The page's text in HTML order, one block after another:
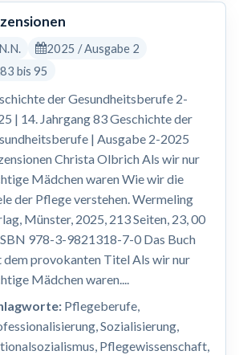
N.N.
2025 / Ausgabe 2
83 bis 95
der Gesundheitsberufe 2-
| 14. Jahrgang 83 Geschichte der
| Ausgabe 2-2025
Christa Olbrich Als wir nur
Mädchen waren Wie wir die
der Pflege verstehen. Wermeling
Münster, 2025, 213 Seiten, 23, 00
978-3-9821318-7-0 Das Buch
dem provokanten Titel Als wir nur
Mädchen waren....
Pflegeberufe,
Sozialisierung,
Pflegewissenschaft,